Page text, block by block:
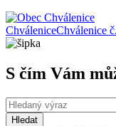
ChváleniceChválenice
S čím Vám
Hledat